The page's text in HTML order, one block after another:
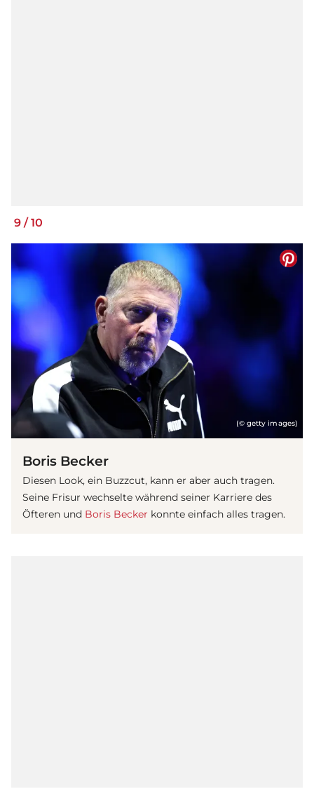
9 /10
(© getty images)
Boris Becker
Diesen Look, ein Buzzcut, kann er aber auch tragen.
Seine Frisur wechselte während seiner Karriere des
Öfteren und Boris Becker konnte einfach alles tragen.